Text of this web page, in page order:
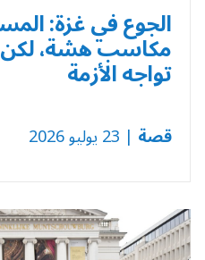
الجوع في غزة:
مكاسب هشة، لكن
تواجه الأزمة
قصة | 23 يوليو 2026